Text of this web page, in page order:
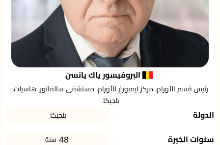
البروفيسور ياك يانسن
رئيس قسم الأورام، مركز ليمبورغ للأورام، مستشفى سالفاتور، هاسيلت،
بلجيكا.
الدولة بلجيكا
سنوات الخبرة 48 سنة